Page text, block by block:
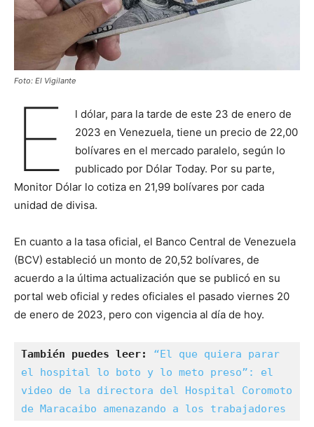
Foto: El Vigilante
E
l dólar, para la tarde de este 23 de enero de
2023 en Venezuela, tiene un precio de 22,00
bolívares en el mercado paralelo, según lo
publicado por Dólar Today. Por su parte,
Monitor Dólar lo cotiza en 21,99 bolívares por cada
unidad de divisa.
En cuanto a la tasa oficial, el Banco Central de Venezuela
(BCV) estableció un monto de 20,52 bolívares, de
acuerdo a la última actualización que se publicó en su
portal web oficial y redes oficiales el pasado viernes 20
de enero de 2023, pero con vigencia al día de hoy.
También puedes leer:
“El que quiera parar
el hospital lo boto y lo meto preso”: el
video de la directora del Hospital Coromoto
de Maracaibo amenazando a los trabajadores